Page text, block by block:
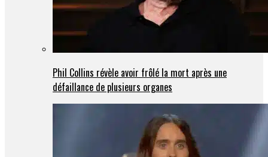
Phil Collins révèle avoir frôlé la mort après une
défaillance de plusieurs organes